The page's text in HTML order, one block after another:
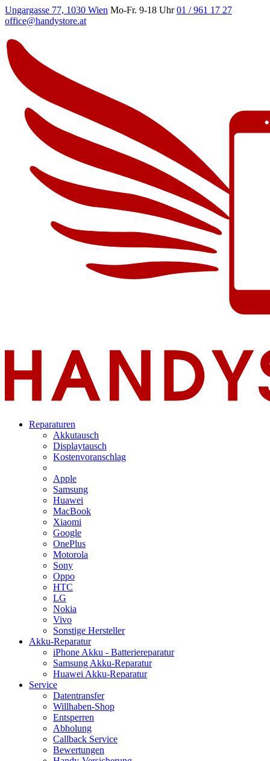
Ungargasse 77, 1030 Wien Mo-Fr. 9-18 Uhr 01 / 961 17 27
office@handystore.at
Reparaturen
Akkutausch
Displaytausch
Kostenvoranschlag
Apple
Samsung
Huawei
MacBook
Xiaomi
Google
OnePlus
Motorola
Sony
Oppo
HTC
LG
Nokia
Vivo
Sonstige Hersteller
Akku-Reparatur
iPhone Akku - Batteriereparatur
Samsung Akku-Reparatur
Huawei Akku-Reparatur
Service
Datentransfer
Willhaben-Shop
Entsperren
Abholung
Callback Service
Bewertungen